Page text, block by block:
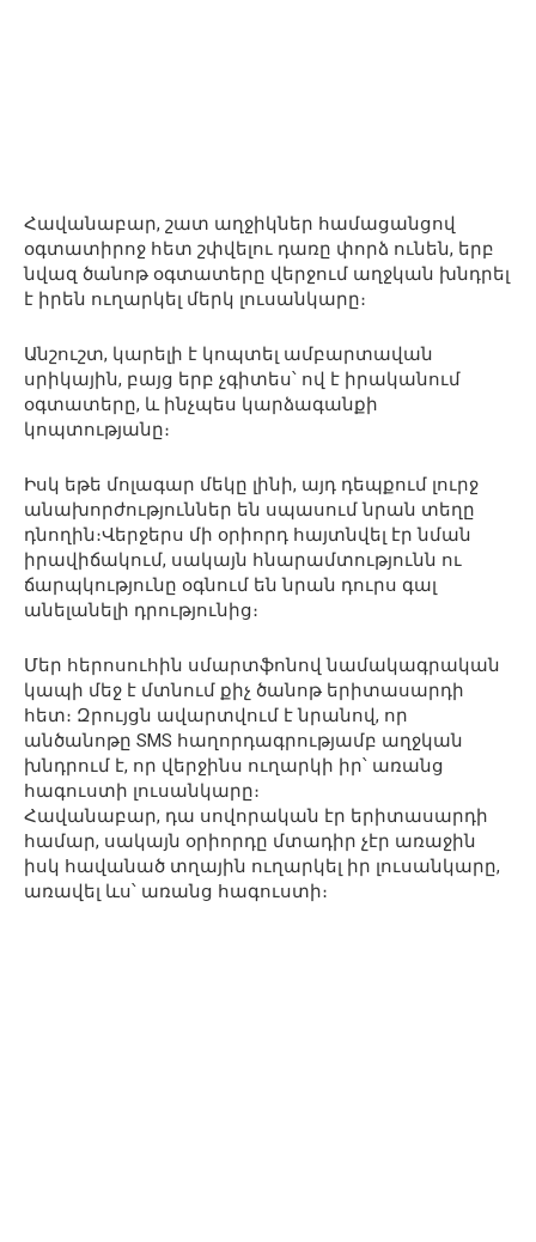
Հավանաբար, շատ աղջիկներ համացանցով
օգտատիրոջ հետ շփվելու դառը փորձ ունեն, երբ
նվազ ծանոթ օգտատերը վերջում աղջկան խնդրել
է իրեն ուղարկել մերկ լուսանկարը։
Անշուշտ, կարելի է կոպտել ամբարտավան
սրիկային, բայց երբ չգիտես՝ ով է իրականում
օգտատերը, և ինչպես կարձագանքի
կոպտությանը։
Իսկ եթե մոլագար մեկը լինի, այդ դեպքում լուրջ
անախորժություններ են սպասում նրան տեղը
դնողին։Վերջերս մի օրիորդ հայտնվել էր նման
իրավիճակում, սակայն հնարամտությունն ու
ճարպկությունը օգնում են նրան դուրս գալ
անելանելի դրությունից։
Մեր հերոսուհին սմարտֆոնով նամակագրական
կապի մեջ է մտնում քիչ ծանոթ երիտասարդի
հետ։ Զրույցն ավարտվում է նրանով, որ
անծանոթը SMS հաղորդագրությամբ աղջկան
խնդրում է, որ վերջինս ուղարկի իր՝ առանց
հագուստի լուսանկարը։
Հավանաբար, դա սովորական էր երիտասարդի
համար, սակայն օրիորդը մտադիր չէր առաջին
իսկ հավանած տղային ուղարկել իր լուսանկարը,
առավել ևս՝ առանց հագուստի։